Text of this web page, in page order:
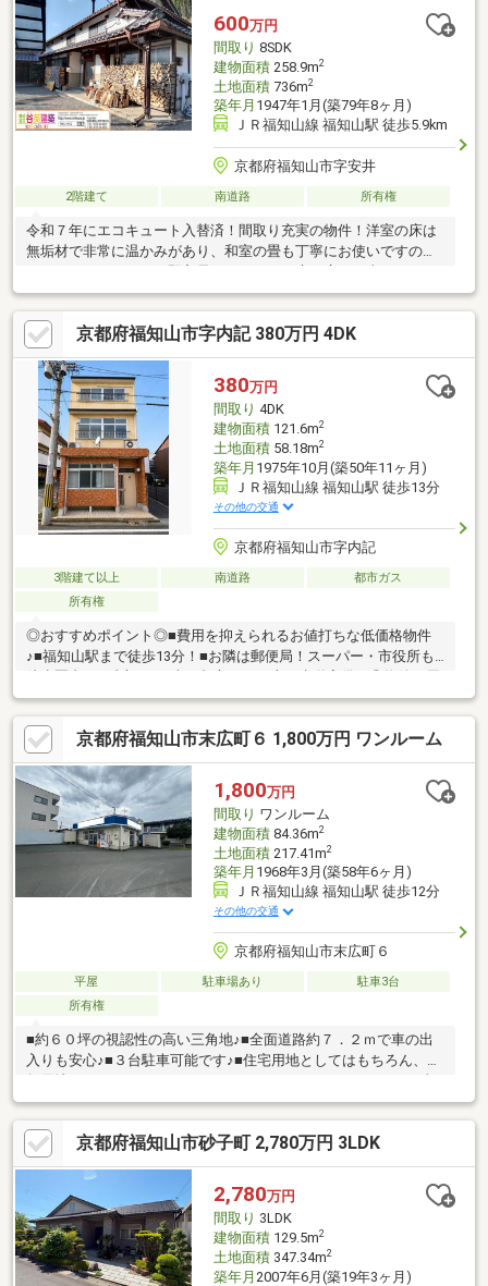
キッチン、２階建、温水洗浄便座、南庭、床下収納、浴室に窓、
緑豊かな住宅地、都市近郊、前面棟無、通風良好、眺望良好、ウ
ォークインクローゼット、２世帯住宅、畑、古民家風、納戸、周
辺交通量少なめ、
600万円
間取り 8SDK
建物面積258.9m2
土地面積736m2
築年月 1947年1月(築79年8ヶ月)
ＪＲ福知山線 福知山駅 徒歩5.9km
京都府福知山市字安井
2階建て 南道路 所有権
令和７年にエコキュート入替済！間取り充実の物件！洋室の床は
無垢材で非常に温かみがあり、和室の畳も丁寧にお使いですの
ますが3～4台駐車可能！！
京都府福知山市字内記 380万円 4DK
380万円
間取り 4DK
建物面積121.6m2
土地面積58.18m2
築年月 1975年10月(築50年11ヶ月)
ＪＲ福知山線 福知山駅 徒歩13分
その他の交通
京都府福知山市字内記
3階建て以上 南道路
都市ガス
所有権
◎おすすめポイント◎■費用を抑えられるお値打ちな低価格物件
♪■福知山駅まで徒歩13分！■お隣は郵便局！スーパー・市役所も
徒歩圏内！■延床121平米＆都市ガス・上下水道完備！◎物件の周
辺環境◎■惇明小学校：徒歩約4分■南陵中学校：徒歩約12分■フレ
ッシュバザール福知山お城通り店：徒歩約7分■福知山市役所：徒
歩約5分◆ホームライフ不動産◆当日の内覧・ご見学もご相談く
ださい♪メールやお電話でも各種ご相談を承っております！『お家
探し』『ご売却』『リフォーム』『新築』などのご相談は『アー
キホームライフ不動産』におまかせ下さい！
京都府福知山市末広町６ 1,800万円 ワンルーム
1,800万円
間取り ワンルーム
建物面積84.36m2
土地面積217.41m2
築年月 1968年3月(築58年6ヶ月)
ＪＲ福知山線 福知山駅 徒歩12分
その他の交通
京都府福知山市末広町６
平屋 駐車場あり
駐車3台
所有権
■約６０坪の視認性の高い三角地♪■全面道路約７．２ｍで車の出
入りも安心♪■３台駐車可能です♪■住宅用地としてはもちろん、店
知山駅・・・徒歩9分■フレスポ福知山店・・・徒歩8分■ドラッグ
ストアコスモス 福知山末広店・・・徒歩3分■ローソン・・・徒
歩5分■市立福知山市民病院・・・徒歩8分※本図面は略図につき現
状を優先します。※入居日・引渡日変更や付帯条件、別途料金等
が発生する場合もありますのでご確認ください。
京都府福知山市砂子町 2,780万円 3LDK
2,780万円
間取り 3LDK
建物面積129.5m2
土地面積347.34m2
築年月 2007年6月(築19年3ヶ月)